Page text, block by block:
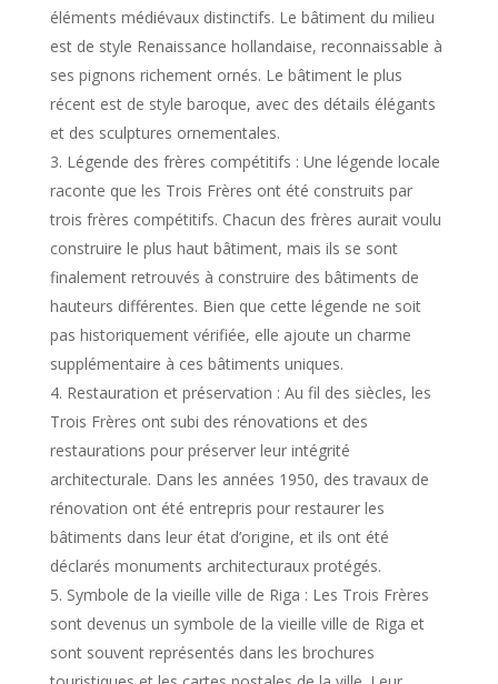
éléments médiévaux distinctifs. Le bâtiment du milieu
est de style Renaissance hollandaise, reconnaissable à
ses pignons richement ornés. Le bâtiment le plus
récent est de style baroque, avec des détails élégants
et des sculptures ornementales.
Légende des frères compétitifs : Une légende locale
raconte que les Trois Frères ont été construits par
trois frères compétitifs. Chacun des frères aurait voulu
construire le plus haut bâtiment, mais ils se sont
finalement retrouvés à construire des bâtiments de
hauteurs différentes. Bien que cette légende ne soit
pas historiquement vérifiée, elle ajoute un charme
supplémentaire à ces bâtiments uniques.
Restauration et préservation : Au fil des siècles, les
Trois Frères ont subi des rénovations et des
restaurations pour préserver leur intégrité
architecturale. Dans les années 1950, des travaux de
rénovation ont été entrepris pour restaurer les
bâtiments dans leur état d’origine, et ils ont été
déclarés monuments architecturaux protégés.
Symbole de la vieille ville de Riga : Les Trois Frères
sont devenus un symbole de la vieille ville de Riga et
sont souvent représentés dans les brochures